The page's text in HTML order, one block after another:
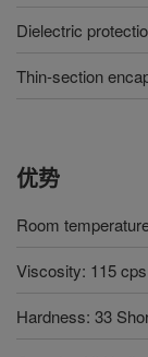
Dielectric
Thin-section
优势
Room
Viscosity: 115 cps
Hardness: 33